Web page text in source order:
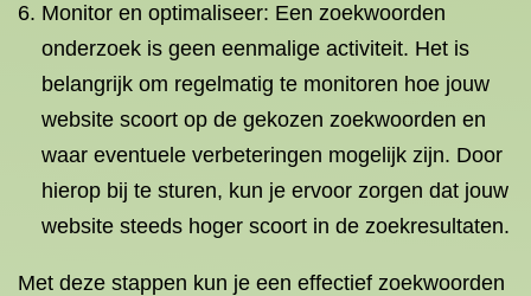
Monitor en optimaliseer: Een zoekwoorden
onderzoek is geen eenmalige activiteit. Het is
belangrijk om regelmatig te monitoren hoe jouw
website scoort op de gekozen zoekwoorden en
waar eventuele verbeteringen mogelijk zijn. Door
hierop bij te sturen, kun je ervoor zorgen dat jouw
website steeds hoger scoort in de zoekresultaten.
Met deze stappen kun je een effectief zoekwoorden